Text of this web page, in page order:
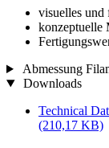
visuelles und
konzeptuelle
Abmessung
Downloads
Technical
(210,17 KB)